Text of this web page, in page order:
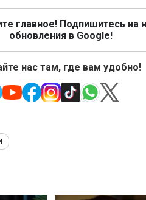
главное! Подпишитесь на
обновления в Google!
нас там, где вам удобно!